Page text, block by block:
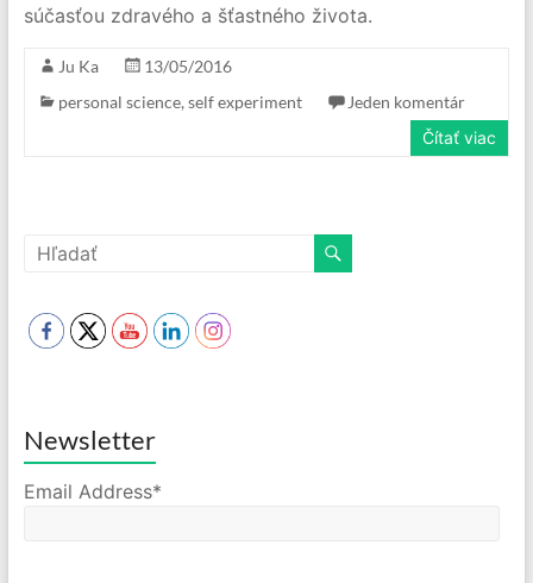
súčasťou zdravého a šťastného života.
Ju Ka
13/05/2016
personal science, self experiment
Jeden komentár
Čítať viac
Newsletter
Email Address*